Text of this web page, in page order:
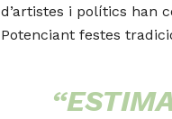
d’artistes i polítics han
Potenciant festes